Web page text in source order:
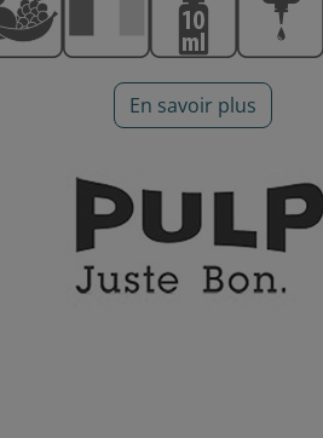
En savoir plus